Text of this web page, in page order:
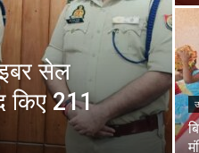
सेल
किए 211